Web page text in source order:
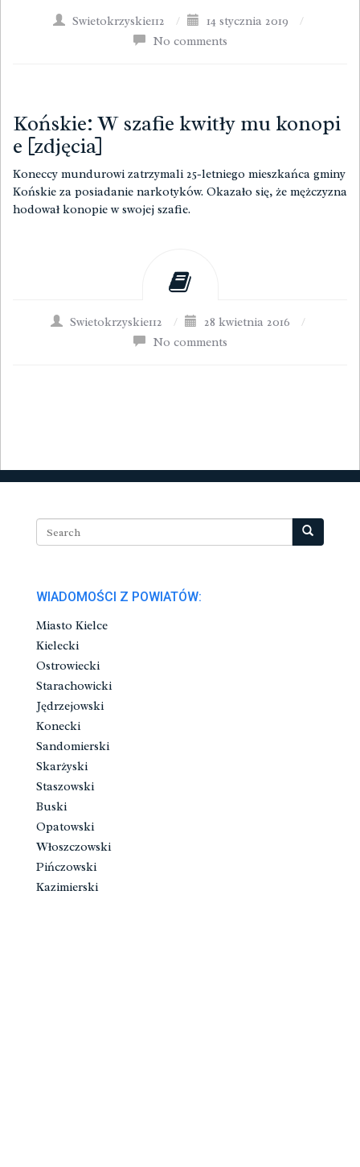
Swietokrzyskie112 / 14 stycznia 2019
/
No comments
Końskie: W szafie kwitły mu konopi
e [zdjęcia]
Koneccy mundurowi zatrzymali 25-letniego mieszkańca gminy
Końskie za posiadanie narkotyków. Okazało się, że mężczyzna
hodował konopie w swojej szafie.
Swietokrzyskie112 / 28 kwietnia 2016
/
No comments
WIADOMOŚCI Z POWIATÓW:
Miasto Kielce
Kielecki
Ostrowiecki
Starachowicki
Jędrzejowski
Konecki
Sandomierski
Skarżyski
Staszowski
Buski
Opatowski
Włoszczowski
Pińczowski
Kazimierski